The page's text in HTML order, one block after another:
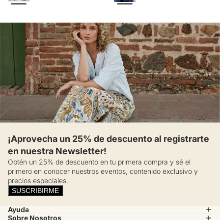
¡Aprovecha un 25% de descuento al registrarte
en nuestra Newsletter!
Obtén un 25% de descuento en tu primera compra y sé el
primero en conocer nuestros eventos, contenido exclusivo y
precios especiales.
SUSCRIBIRME
Ayuda
Sobre Nosotros